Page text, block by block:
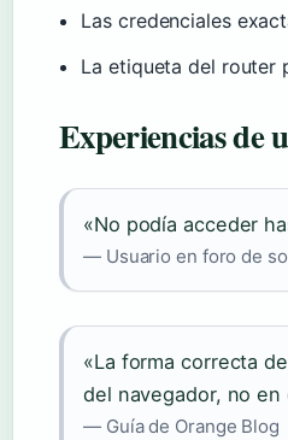
Las credenciales
La etiqueta del router
Experiencias de
«No podía acceder
— Usuario en foro de
«La forma correcta
del navegador, no en
— Guía de Orange Blog